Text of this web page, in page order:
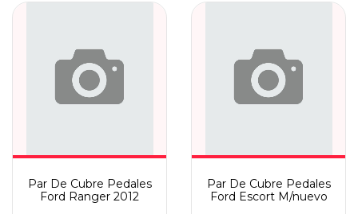
Par De Cubre Pedales
Ford Ranger 2012
Par De Cubre Pedales
Ford Escort M/nuevo